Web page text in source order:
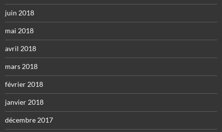
juin 2018
mai 2018
avril 2018
mars 2018
février 2018
janvier 2018
décembre 2017